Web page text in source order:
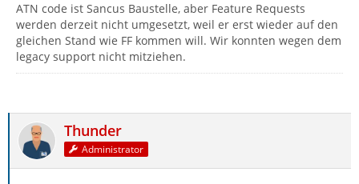
ATN code ist Sancus Baustelle, aber Feature Requests
werden derzeit nicht umgesetzt, weil er erst wieder auf den
gleichen Stand wie FF kommen will. Wir konnten wegen dem
legacy support nicht mitziehen.
Thunder
Administrator